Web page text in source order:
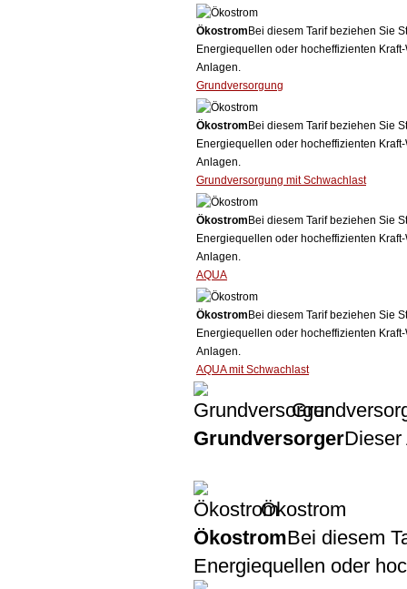
Ökostrom Bei diesem Tarif beziehen Sie
Energiequellen oder hocheffizienten
Anlagen.
Grundversorgung
Ökostrom Bei diesem Tarif beziehen Sie
Energiequellen oder hocheffizienten
Anlagen.
Grundversorgung mit Schwachlast
Ökostrom Bei diesem Tarif beziehen Sie
Energiequellen oder hocheffizienten
Anlagen.
AQUA
Ökostrom Bei diesem Tarif beziehen Sie
Energiequellen oder hocheffizienten
Anlagen.
AQUA mit Schwachlast
GrundversorgerDieser
Ökostrom
ÖkostromBei diesem
Energiequellen oder